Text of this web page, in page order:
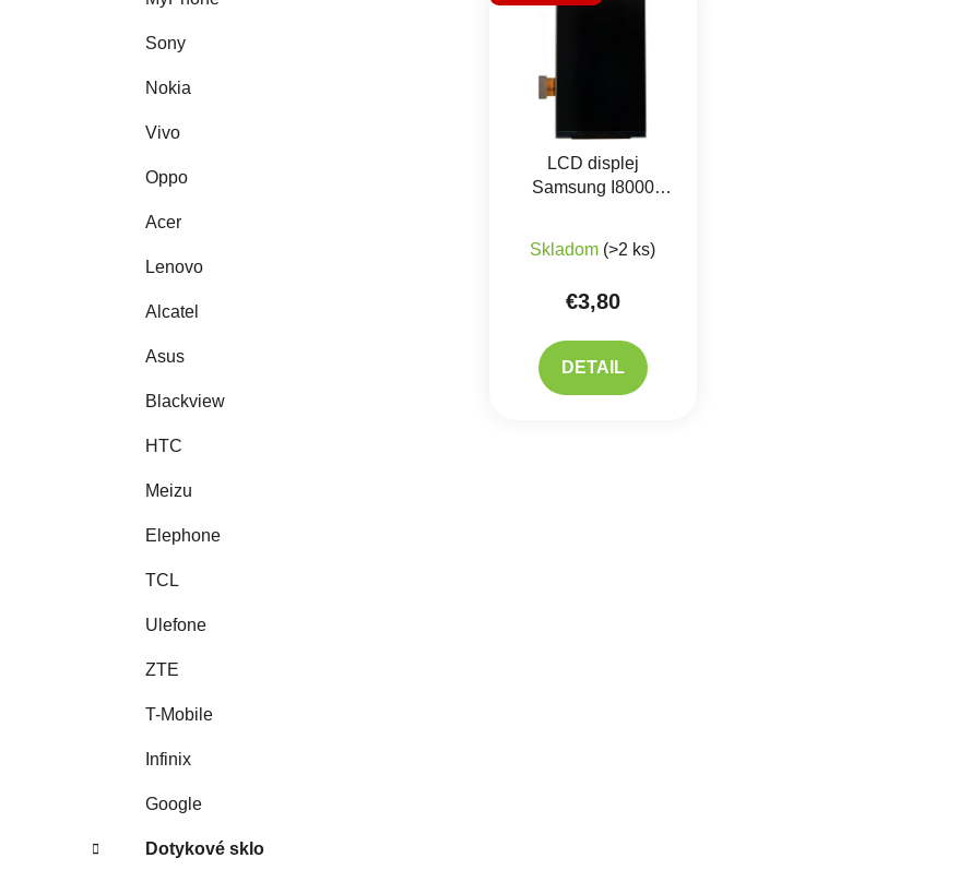
Sony
Nokia
Vivo
Oppo
Acer
Lenovo
Alcatel
Asus
Blackview
HTC
Meizu
Elephone
TCL
Ulefone
ZTE
T-Mobile
Infinix
Google
Dotykové sklo
LCD displej
Samsung I8000
Skladom (>2 ks)
€3,80
DETAIL